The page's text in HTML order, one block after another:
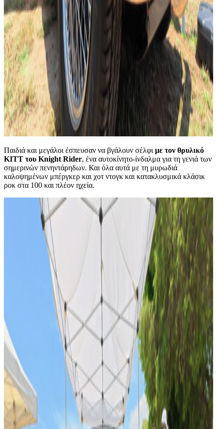
Παιδιά και μεγάλοι έσπευσαν να βγάλουν σέλφι με τον θρυλικό
KITT του Knight Rider, ένα αυτοκίνητο-ίνδαλμα για τη γενιά των
σημερινών πενηντάρηδων. Και όλα αυτά με τη μυρωδιά
καλοψημένων μπέργκερ και χοτ ντογκ και κατακλυσμικά κλάσικ
ροκ στα 100 και πλέον ηχεία.